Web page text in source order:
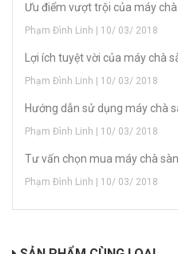
Ưu điểm vượt trội của máy
Phạm Đình Linh | 10/ 03/ 2018
Lợi ích tuyệt vời của máy chà
Phạm Đình Linh | 10/ 03/ 2018
Hướng dẫn sử dụng máy chà
Phạm Đình Linh | 10/ 03/ 2018
Tư vấn chọn mua máy chà
Phạm Đình Linh | 10/ 03/ 2018